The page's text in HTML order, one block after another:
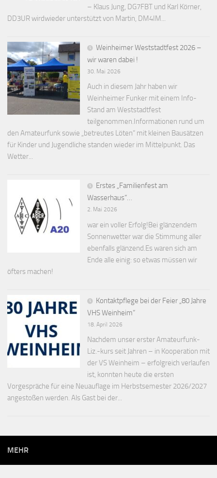
– Klaus Jung, DG7FBT und Karl Körner,
DD3UR wirdwieder unterstützt von Martin, DM4IM...
Weinheimer Weststadtfest 2026 –
wir waren dabei !
30. Mai 2026
Auch in diesem Jahr haben wir
Weinheimer Funker mit einem Info-
Stand am Weststadtfest
teilgenommen.Informationen rund um
den Amateurfunk sowie „betreutes Löten“ mit kleinen Bausätzen
für Kinder und Jugendliche standen wieder im Mittelpunkt. Das
Wetter...
Erstes „Familienfest am
Wasserhaus“…
2. Mai 2026
war ein voller Erfolg!Bei glänzendem
Sonnenwetter war die Stimmung aller
ebenfalls glänzend.Es waren sich am
Ende alle einig: so etwas müssen wir
öfters machen!
Kontaktpflege bei der Feier „80 Jahre
VHS Weinheim“
18. April 2026
Nachdem unser erster Amateurfunk-
Liz.-kurs seit Jahren – in Kooperation mit
der VS Weinheim – erfolgreich verlaufen
ist, konnten heute die ersten
Vorgespräche für eine Neuauflage im Herbstsemester 2026/2027
angestoßen werden. Als Gast bei der...
MEHR